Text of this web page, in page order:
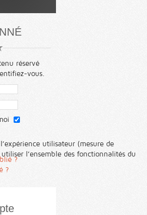
réservé
vous.
?
?
utilisateur (mesure de
l’ensemble des fonctionnalités du